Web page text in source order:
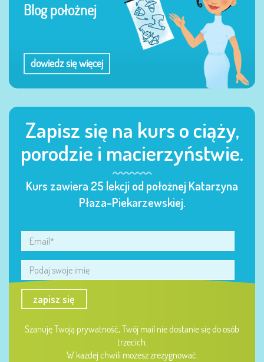
Blog położnej
dowiedz się więcej
Zapisz się na kurs o ciąży,
porodzie i macierzyństwie.
Kurs zawiera 25 lekcji od położnej Katarzyna
Płaza-Piekarzewskiej.
zapisz się
Szanuję Twoją prywatność, Twój mail nie dostanie się do osób
trzecich.
W każdej chwili możesz zrezygnować.